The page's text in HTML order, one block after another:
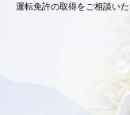
運転免許の取得をご相談い